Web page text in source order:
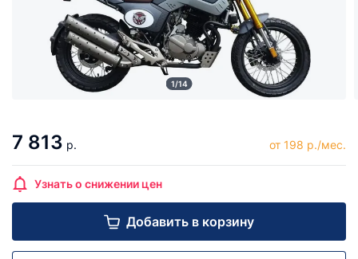
1/14
7 813 р. от 198 р./мес.
Узнать о снижении цен
Добавить в корзину